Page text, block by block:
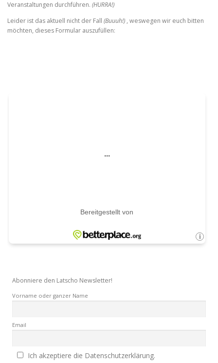
Veranstaltungen durchführen. (HURRA!)
Leider ist das aktuell nicht der Fall (Buuuh!) , weswegen wir euch bitten
möchten, dieses Formular auszufüllen:
Abonniere den Latscho Newsletter!
Vorname oder ganzer Name
Email
Ich akzeptiere die Datenschutzerklärung.